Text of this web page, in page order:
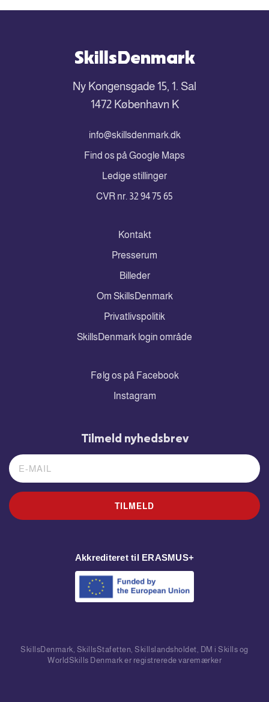
SkillsDenmark
Ny Kongensgade 15, 1. Sal
1472 København K
info@skillsdenmark.dk
Find os på Google Maps
Ledige stillinger
CVR nr. 32 94 75 65
Kontakt
Presserum
Billeder
Om SkillsDenmark
Privatlivspolitik
SkillsDenmark login område
Følg os på Facebook
Instagram
Tilmeld nyhedsbrev
TILMELD
Akkrediteret til ERASMUS+
SkillsDenmark, SkillsStafetten, Skillslandsholdet, DM i Skills og
WorldSkills Denmark er registrerede varemærker